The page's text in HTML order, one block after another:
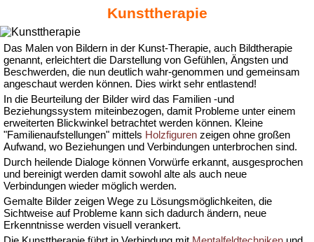
Kunsttherapie
Das Malen von Bildern in der Kunst-Therapie, auch Bildtherapie
genannt, erleichtert die Darstellung von Gefühlen, Ängsten und
Beschwerden, die nun deutlich wahr-genommen und gemeinsam
angeschaut werden können. Dies wirkt sehr entlastend!
In die Beurteilung der Bilder wird das Familien -und
Beziehungssystem miteinbezogen, damit Probleme unter einem
erweiterten Blickwinkel betrachtet werden können. Kleine
"Familienaufstellungen" mittels Holzfiguren zeigen ohne großen
Aufwand, wo Beziehungen und Verbindungen unterbrochen sind.
Durch heilende Dialoge können Vorwürfe erkannt, ausgesprochen
und bereinigt werden damit sowohl alte als auch neue
Verbindungen wieder möglich werden.
Gemalte Bilder zeigen Wege zu Lösungsmöglichkeiten, die
Sichtweise auf Probleme kann sich dadurch ändern, neue
Erkenntnisse werden visuell verankert.